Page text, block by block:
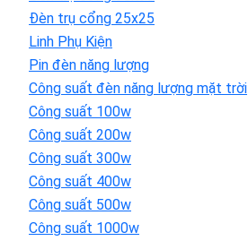
Đèn trụ cổng 25x25
Linh Phụ Kiện
Pin đèn năng lượng
Công suất đèn năng lượng mặt trời
Công suất 100w
Công suất 200w
Công suất 300w
Công suất 400w
Công suất 500w
Công suất 1000w